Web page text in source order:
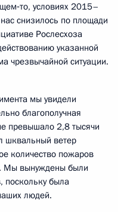
условиях 2015–
снизилось по площади
Рослесхоза
указанной
чрезвычайной ситуации.
мы увидели
благополучная
превышало 2,8 тысячи
шквальный ветер
количество пожаров
Мы вынуждены были
поскольку была
людей.